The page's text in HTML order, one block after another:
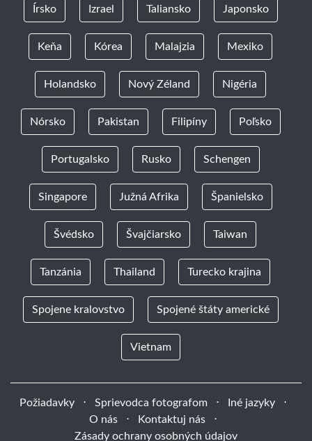
Írsko Izrael Taliansko Japonsko
Keňa Kórea Malajzia Mexiko
Holandsko Nový Zéland Nigéria
Nórsko Pakistan Filipíny Poľsko
Portugalsko Rusko Schengen
Singapore Južná Afrika Španielsko
Švédsko Švajčiarsko Taiwan
Tanzánia Thailand Turecko krajina
Spojene kralovstvo Spojené štáty americké
Vietnam
Požiadavky ⋅ Sprievodca fotografom ⋅ Iné jazyky
⋅
O nás
⋅ Kontaktuj nás
⋅
Zásady ochrany osobných údajov